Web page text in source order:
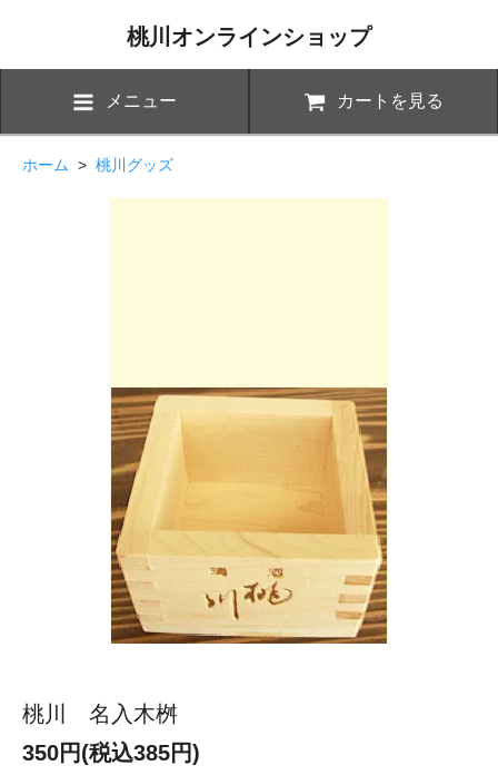
桃川オンラインショップ
メニュー カートを見る
ホーム > 桃川グッズ
桃川 名入木桝
350円(税込385円)